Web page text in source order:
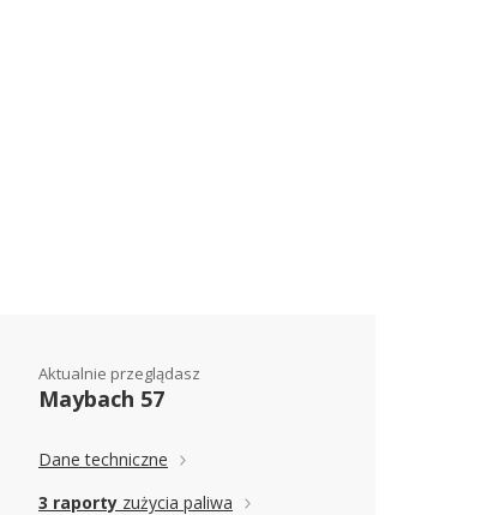
Aktualnie przeglądasz
Maybach 57
Dane techniczne
3 raporty zużycia paliwa